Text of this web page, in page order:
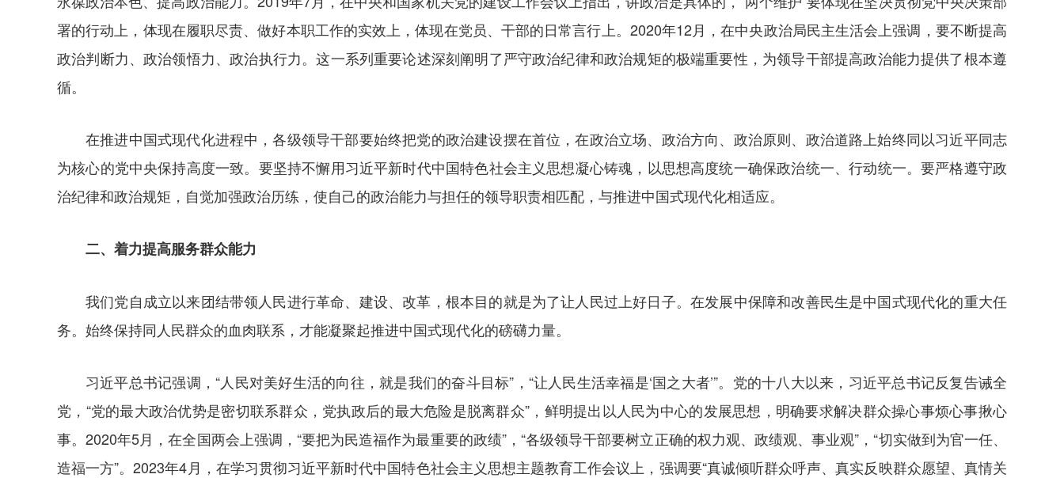
署的行动上，体现在履职尽责、做好本职工作的实效上，体现在党员、干部的日常言行上。2020年12月，在中央政治局民主生活会上强调，要不断提高
政治判断力、政治领悟力、政治执行力。这一系列重要论述深刻阐明了严守政治纪律和政治规矩的极端重要性，为领导干部提高政治能力提供了根本遵
循。
在推进中国式现代化进程中，各级领导干部要始终把党的政治建设摆在首位，在政治立场、政治方向、政治原则、政治道路上始终同以习近平同志
为核心的党中央保持高度一致。要坚持不懈用习近平新时代中国特色社会主义思想凝心铸魂，以思想高度统一确保政治统一、行动统一。要严格遵守政
治纪律和政治规矩，自觉加强政治历练，使自己的政治能力与担任的领导职责相匹配，与推进中国式现代化相适应。
二、着力提高服务群众能力
我们党自成立以来团结带领人民进行革命、建设、改革，根本目的就是为了让人民过上好日子。在发展中保障和改善民生是中国式现代化的重大任
务。始终保持同人民群众的血肉联系，才能凝聚起推进中国式现代化的磅礴力量。
习近平总书记强调，“人民对美好生活的向往，就是我们的奋斗目标”，“让人民生活幸福是‘国之大者’”。党的十八大以来，习近平总书记反复告诫全
党，“党的最大政治优势是密切联系群众，党执政后的最大危险是脱离群众”，鲜明提出以人民为中心的发展思想，明确要求解决群众操心事烦心事揪心
事。2020年5月，在全国两会上强调，“要把为民造福作为最重要的政绩”，“各级领导干部要树立正确的权力观、政绩观、事业观”，“切实做到为官一任、
造福一方”。2023年4月，在学习贯彻习近平新时代中国特色社会主义思想主题教育工作会议上，强调要“真诚倾听群众呼声、真实反映群众愿望、真情关